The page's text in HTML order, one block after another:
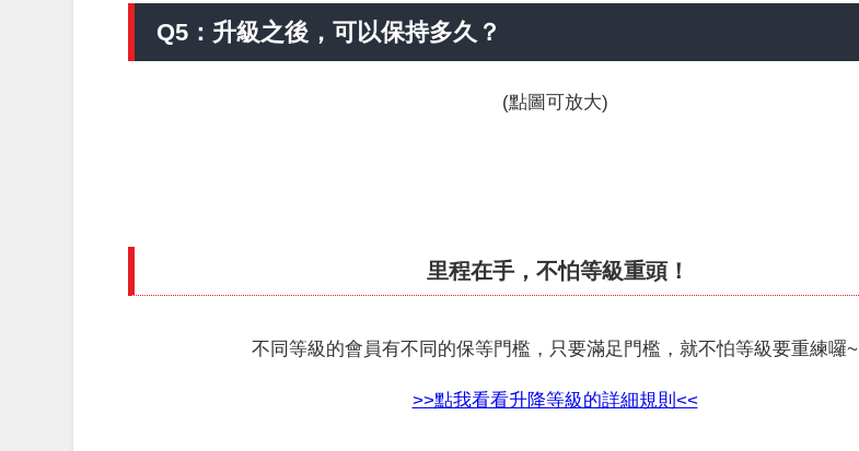
Q5：升級之後，可以保持多久？
(點圖可放大)
里程在手，不怕等級重頭！
不同等級的會員有不同的保等門檻，只要滿足門檻，就不怕等級要重練囉~
>>點我看看升降等級的詳細規則<<